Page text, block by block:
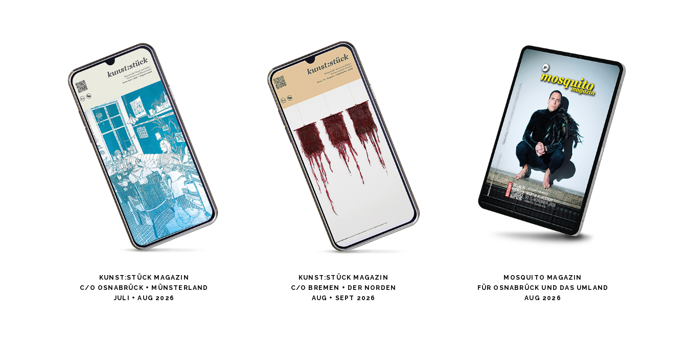
KUNST:STÜCK MAGAZIN
C/O OSNABRÜCK + MÜNSTERLAND
JULI + AUG 2026
KUNST:STÜCK MAGAZIN
C/O BREMEN + DER NORDEN
AUG + SEPT 2026
MOSQUITO MAGAZIN
FÜR OSNABRÜCK UND DAS UMLAND
AUG 2026